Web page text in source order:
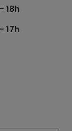
18h
17h